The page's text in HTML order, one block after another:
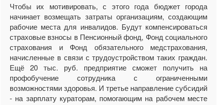
Чтобы их мотивировать, с этого года бюджет города
начинает возмещать затраты организациям, создающим
рабочие места для инвалидов. Будут компенсироваться
страховые взносы в Пенсионный фонд, Фонд социального
страхования и Фонд обязательного медстрахования,
начисленные в связи с трудоустройством таких граждан.
Ещё 20 тыс. руб. предприятие сможет получить на
профобучение сотрудника с ограниченными
возможностями здоровья. И третье направление субсидий
- на зарплату кураторам, помогающим на рабочем месте